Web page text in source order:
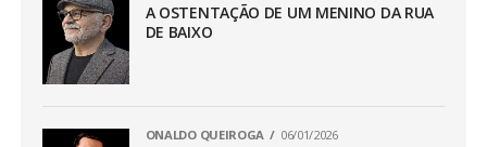
A OSTENTAÇÃO DE UM MENINO DA RUA
DE BAIXO
ONALDO QUEIROGA 06/01/2026